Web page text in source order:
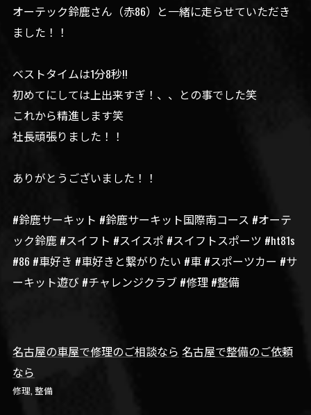
オーテック鈴鹿さん（赤86）と一緒に走らせていただき
ました！！
ベストタイムは1分8秒!!
初めてにしては上出来すぎ！、、との事でした笑
これから精進します笑
社長頑張りました！！
ありがとうございました！！
#鈴鹿サーキット #鈴鹿サーキット国際南コース #オーテ
ック鈴鹿 #スイフト #スイスポ #スイフトスポーツ #ht81s
#86 #車好き #車好きと繋がりたい #車 #スポーツカー #サ
ーキット遊び #チャレンジクラブ #修理 #整備
名古屋の車屋で修理のご相談なら 名古屋で整備のご依頼
なら
修理 整備